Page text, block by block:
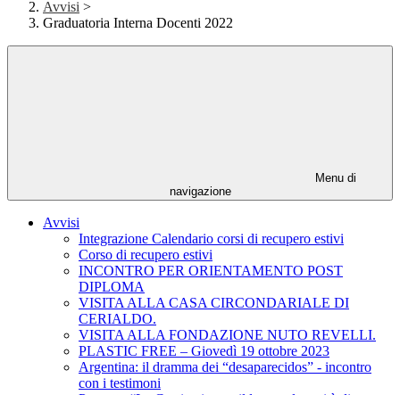
Avvisi >
Graduatoria Interna Docenti 2022
Menu di
navigazione
Avvisi
Integrazione Calendario corsi di recupero estivi
Corso di recupero estivi
INCONTRO PER ORIENTAMENTO POST
DIPLOMA
VISITA ALLA CASA CIRCONDARIALE DI
CERIALDO.
VISITA ALLA FONDAZIONE NUTO REVELLI.
PLASTIC FREE – Giovedì 19 ottobre 2023
Argentina: il dramma dei “desaparecidos” - incontro
con i testimoni